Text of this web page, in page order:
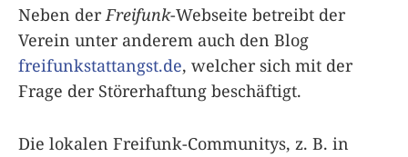
Neben derFreifunk-Webseite betreibt der
Verein unter anderem auch den Blog
freifunkstattangst.de, welcher sich mit der
Frage der Störerhaftung beschäftigt.
Die lokalen Freifunk-Communitys, z. B. in